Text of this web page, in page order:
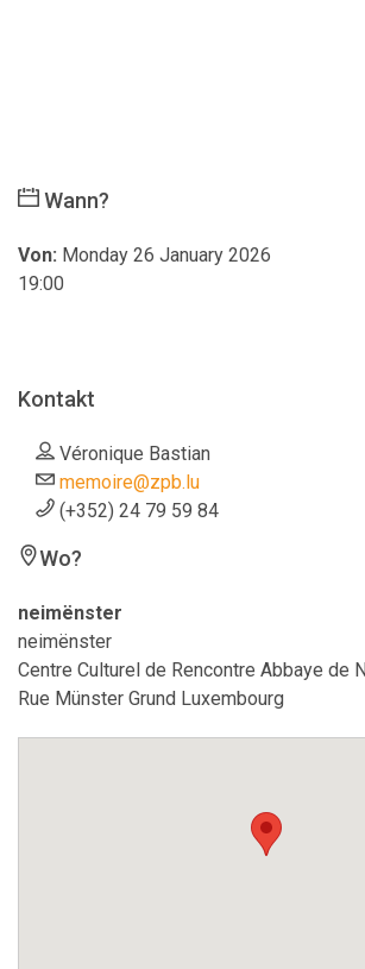
Wann?
Von: Monday 26 January 2026
19:00
Kontakt
Véronique Bastian
memoire@zpb.lu
(+352) 24 79 59 84
Wo?
neimënster
neimënster
Centre Culturel de Rencontre Abbaye de
Rue Münster Grund Luxembourg